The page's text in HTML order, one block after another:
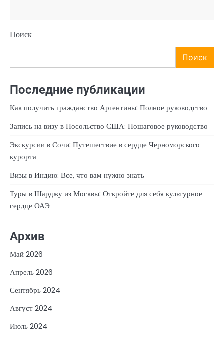
Поиск
Поиск
Последние публикации
Как получить гражданство Аргентины: Полное руководство
Запись на визу в Посольство США: Пошаговое руководство
Экскурсии в Сочи: Путешествие в сердце Черноморского
курорта
Визы в Индию: Все, что вам нужно знать
Туры в Шарджу из Москвы: Откройте для себя культурное
сердце ОАЭ
Архив
Май 2026
Апрель 2026
Сентябрь 2024
Август 2024
Июль 2024